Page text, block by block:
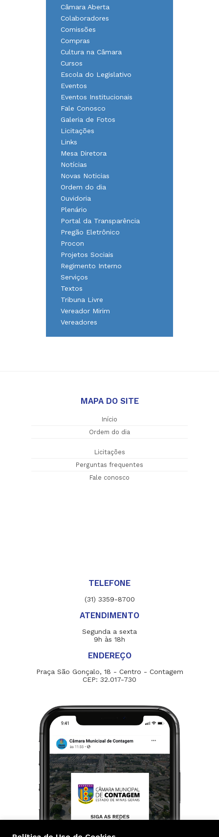
Câmara Aberta
Colaboradores
Comissões
Compras
Cultura na Câmara
Cursos
Escola do Legislativo
Eventos
Eventos Institucionais
Fale Conosco
Galeria de Fotos
Licitações
Links
Mesa Diretora
Notícias
Novas Noticias
Ordem do dia
Ouvidoria
Plenário
Portal da Transparência
Pregão Eletrônico
Procon
Projetos Sociais
Regimento Interno
Serviços
Textos
Tribuna Livre
Vereador Mirim
Vereadores
MAPA DO SITE
Início
Ordem do dia
Licitações
Perguntas frequentes
Fale conosco
TELEFONE
(31) 3359-8700
ATENDIMENTO
Segunda a sexta
9h às 18h
ENDEREÇO
Praça São Gonçalo, 18 - Centro - Contagem
CEP: 32.017-730